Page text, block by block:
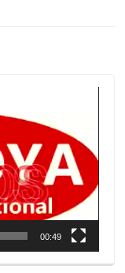
00:49